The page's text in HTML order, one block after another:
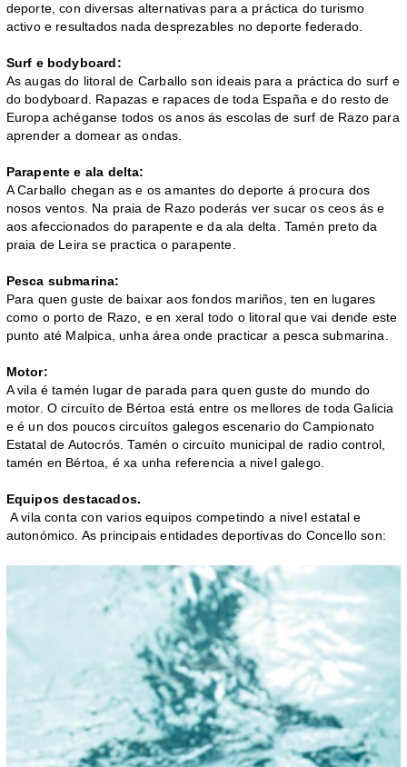
deporte, con diversas alternativas para a práctica do turismo
activo e resultados nada desprezables no deporte federado.
Surf e bodyboard:
As augas do litoral de Carballo son ideais para a práctica do surf e
do bodyboard. Rapazas e rapaces de toda España e do resto de
Europa achéganse todos os anos ás escolas de surf de Razo para
aprender a domear as ondas.
Parapente e ala delta:
A Carballo chegan as e os amantes do deporte á procura dos
nosos ventos. Na praia de Razo poderás ver sucar os ceos ás e
aos afeccionados do parapente e da ala delta. Tamén preto da
praia de Leira se practica o parapente.
Pesca submarina:
Para quen guste de baixar aos fondos mariños, ten en lugares
como o porto de Razo, e en xeral todo o litoral que vai dende este
punto até Malpica, unha área onde practicar a pesca submarina.
Motor:
A vila é tamén lugar de parada para quen guste do mundo do
motor. O circuíto de Bértoa está entre os mellores de toda Galicia
e é un dos poucos circuítos galegos escenario do Campionato
Estatal de Autocrós. Tamén o circuíto municipal de radio control,
tamén en Bértoa, é xa unha referencia a nivel galego.
Equipos destacados.
A vila conta con varios equipos competindo a nivel estatal e
autonómico. As principais entidades deportivas do Concello son: